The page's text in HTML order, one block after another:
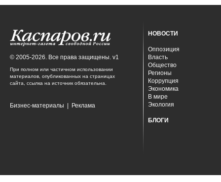
© 2005-2026. Все права защищены. v1
При полном или частичном использовании
материалов, опубликованных на страницах
сайта, ссылка на источник обязательна.
Бизнес-материалы Реклама
НОВОСТИ
Оппозиция
Власть
Общество
Регионы
Коррупция
Экономика
В мире
Экология
БЛОГИ